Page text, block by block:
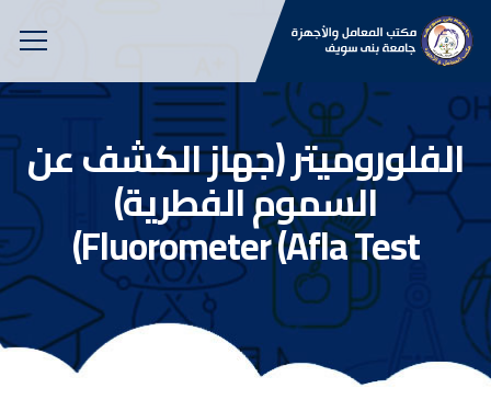
الفلوروميتر (جهاز الكشف عن
السموم الفطرية)
(Fluorometer (Afla Test